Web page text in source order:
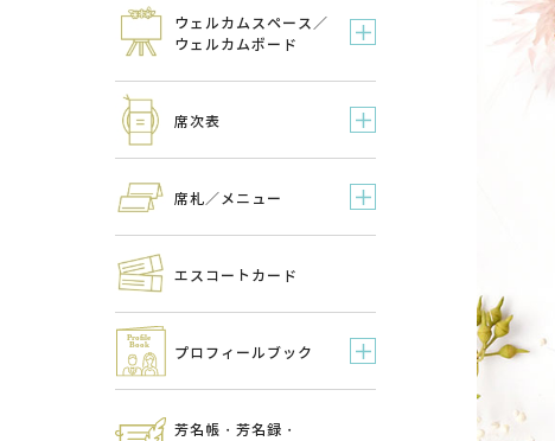
ウェルカムスペース／
ウェルカムボード
席次表
席札／メニュー
エスコートカード
プロフィールブック
芳名帳・芳名録・